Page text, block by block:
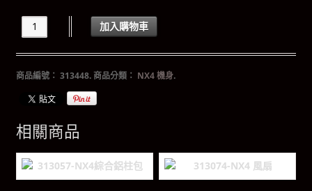
加入購物車
商品編號： 313448.商品分類： NX4 機身.
相關商品